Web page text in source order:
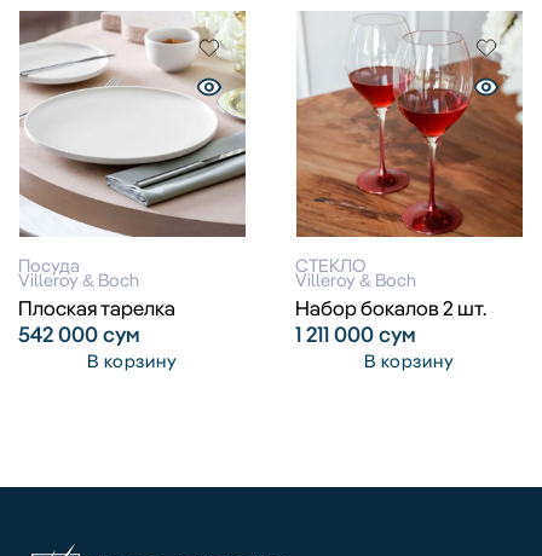
Посуда
Villeroy & Boch
Плоская тарелка
542 000сум
В корзину
СТЕКЛО
Villeroy & Boch
Набор бокалов 2 шт.
1 211 000сум
В корзину